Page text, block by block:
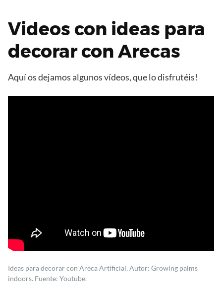
Videos con ideas para
decorar con Arecas
Aquí os dejamos algunos vídeos, que lo disfrutéis!
Ideas para decorar con Areca Artificial. Autor: Growing palms
indoors. Fuente: Youtube.